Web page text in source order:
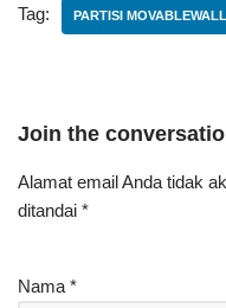
Tag: PARTISI
Join the
Alamat email Anda tidak
ditandai *
Nama *